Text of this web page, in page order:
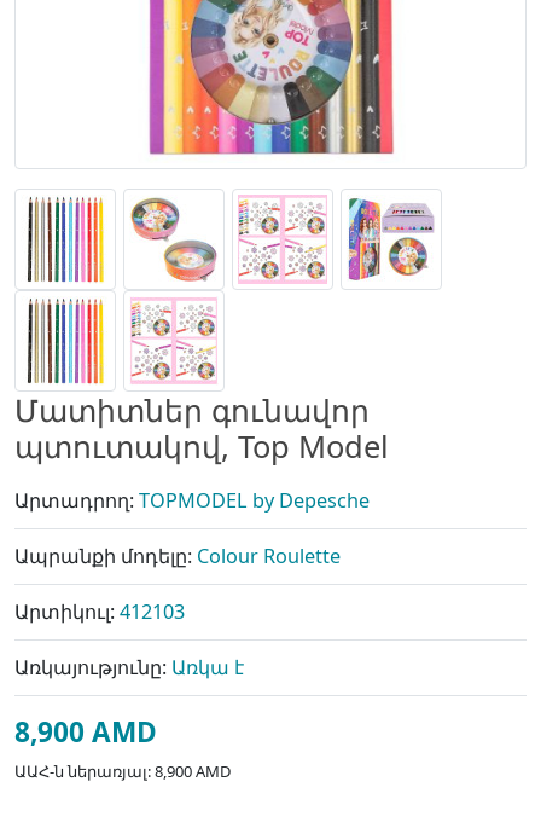
Մատիտներ գունավոր
պտուտակով, Top Model
Արտադրող: TOPMODEL by Depesche
Ապրանքի մոդելը: Colour Roulette
Արտիկուլ: 412103
Առկայությունը: Առկա է
8,900 AMD
ԱԱՀ-ն ներառյալ: 8,900 AMD